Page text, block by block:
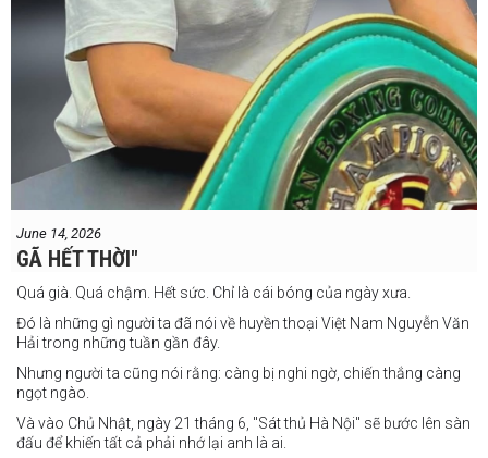
June 14, 2026
GÃ HẾT THỜI"
Quá già. Quá chậm. Hết sức. Chỉ là cái bóng của ngày xưa.
Đó là những gì người ta đã nói về huyền thoại Việt Nam Nguyễn Văn
Hải trong những tuần gần đây.
Nhưng người ta cũng nói rằng: càng bị nghi ngờ, chiến thắng càng
ngọt ngào.
Và vào Chủ Nhật, ngày 21 tháng 6, "Sát thủ Hà Nội" sẽ bước lên sàn
đấu để khiến tất cả phải nhớ lại anh là ai.